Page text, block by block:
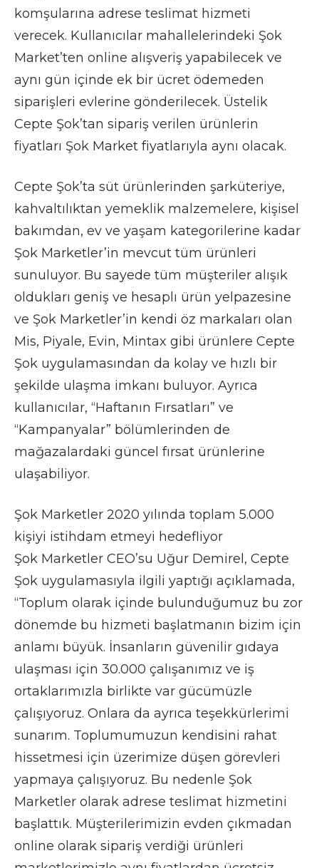
komşularına adrese teslimat hizmeti
verecek. Kullanıcılar mahallelerindeki Şok
Market’ten online alışveriş yapabilecek ve
aynı gün içinde ek bir ücret ödemeden
siparişleri evlerine gönderilecek. Üstelik
Cepte Şok’tan sipariş verilen ürünlerin
fiyatları Şok Market fiyatlarıyla aynı olacak.
Cepte Şok’ta süt ürünlerinden şarküteriye,
kahvaltılıktan yemeklik malzemelere, kişisel
bakımdan, ev ve yaşam kategorilerine kadar
Şok Marketler’in mevcut tüm ürünleri
sunuluyor. Bu sayede tüm müşteriler alışık
oldukları geniş ve hesaplı ürün yelpazesine
ve Şok Marketler’in kendi öz markaları olan
Mis, Piyale, Evin, Mintax gibi ürünlere Cepte
Şok uygulamasından da kolay ve hızlı bir
şekilde ulaşma imkanı buluyor. Ayrıca
kullanıcılar, “Haftanın Fırsatları” ve
“Kampanyalar” bölümlerinden de
mağazalardaki güncel fırsat ürünlerine
ulaşabiliyor.
Şok Marketler 2020 yılında toplam 5.000
kişiyi istihdam etmeyi hedefliyor
Şok Marketler CEO’su Uğur Demirel, Cepte
Şok uygulamasıyla ilgili yaptığı açıklamada,
“Toplum olarak içinde bulunduğumuz bu zor
dönemde bu hizmeti başlatmanın bizim için
anlamı büyük. İnsanların güvenilir gıdaya
ulaşması için 30.000 çalışanımız ve iş
ortaklarımızla birlikte var gücümüzle
çalışıyoruz. Onlara da ayrıca teşekkürlerimi
sunarım. Toplumumuzun kendisini rahat
hissetmesi için üzerimize düşen görevleri
yapmaya çalışıyoruz. Bu nedenle Şok
Marketler olarak adrese teslimat hizmetini
başlattık. Müşterilerimizin evden çıkmadan
online olarak sipariş verdiği ürünleri